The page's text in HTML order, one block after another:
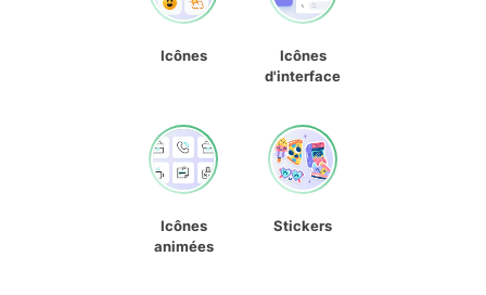
Icônes
Icônes
d'interface
Icônes
animées
Stickers